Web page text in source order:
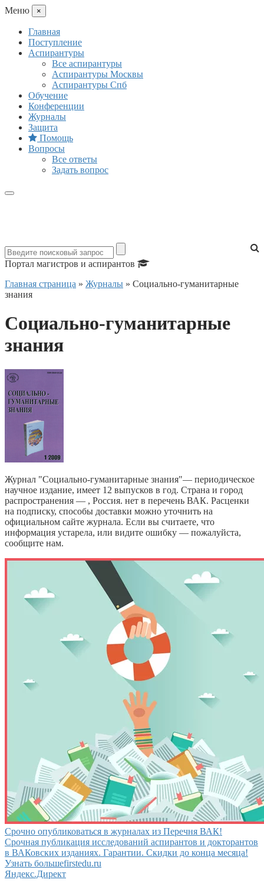
Mеню ×
Главная
Поступление
Аспирантуры
Все аспирантуры
Аспирантуры Москвы
Аспирантуры Спб
Обучение
Конференции
Журналы
Защита
Помощь
Вопросы
Все ответы
Задать вопрос
Портал магистров и аспирантов
Главная страница » Журналы » Социально-гуманитарные
знания
Социально-гуманитарные
знания
Журнал "Социально-гуманитарные знания"— периодическое
научное издание, имеет 12 выпусков в год. Страна и город
распространения — , Россия. нет в перечень ВАК. Расценки
на подписку, способы доставки можно уточнить на
официальном сайте журнала. Если вы считаете, что
информация устарела, или видите ошибку — пожалуйста,
сообщите нам.
Срочно опубликоваться в журналах из Перечня ВАК!
Срочная публикация исследований аспирантов и докторантов
в ВАКовских изданиях. Гарантии. Скидки до конца месяца!
Узнать большеfirstedu.ru
Яндекс.Директ